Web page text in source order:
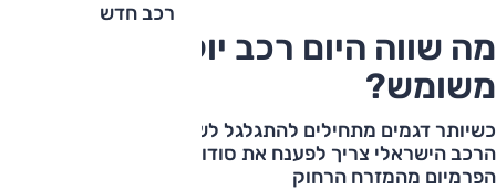
רכב חדש
מה שווה היום רכב יוקרה סיני
משומש?
כשיותר דגמים מתחילים להתגלגל לשוק המשומשות, שוק
הרכב הישראלי צריך לפענח את סודות התמחור של רכב
הפרמיום מהמזרח הרחוק